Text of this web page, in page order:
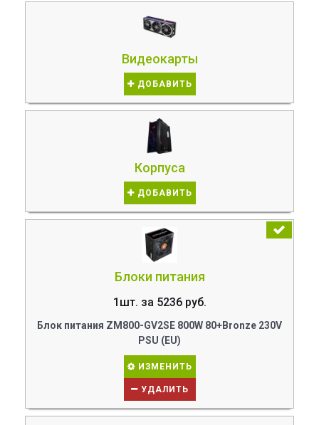
Видеокарты
ДОБАВИТЬ
Корпуса
ДОБАВИТЬ
Блоки питания
1шт. за 5236 руб.
Блок питания ZM800-GV2SE 800W 80+Bronze 230V
PSU (EU)
ИЗМЕНИТЬ
УДАЛИТЬ